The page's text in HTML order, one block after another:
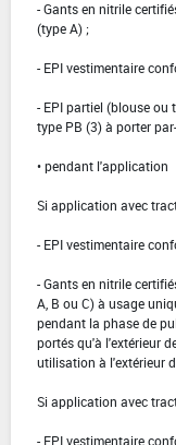
- Gants en nitrile
(type A) ;
- EPI vestimentaire
- EPI partiel (blouse ou
type PB (3) à porter
• pendant l'application
Si application avec
- EPI vestimentaire
- Gants en nitrile
A, B ou C) à usage
pendant la phase de
portés qu'à l'extérieur
utilisation à l'extérieur
Si application avec
- EPI vestimentaire